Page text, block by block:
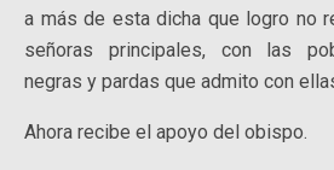
a más de esta dicha que logro no
señoras principales, con las
negras y pardas que admito con
Ahora recibe el apoyo del obispo.